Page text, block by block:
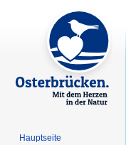
Hauptseite